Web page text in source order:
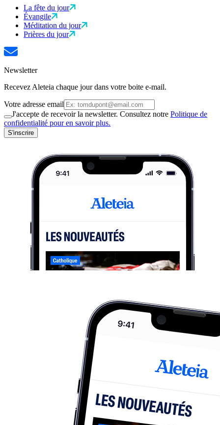
La fête du jour
Évangile
Méditation du jour
Prières du jour
Newsletter
Recevez Aleteia chaque jour dans votre boite e-mail.
Votre adresse email
J'accepte de recevoir la newsletter. Consultez notre Politique de
confidentialité pour en savoir plus.
S'inscrire